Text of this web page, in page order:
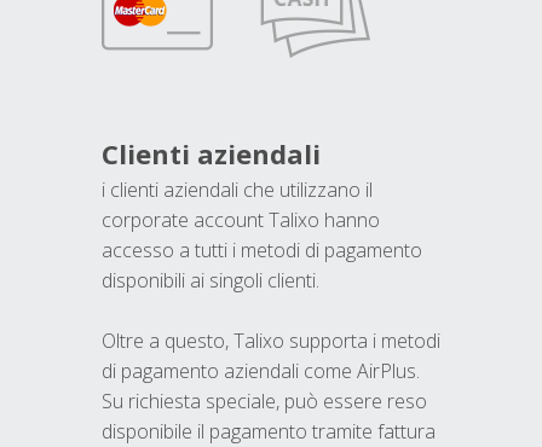
Clienti aziendali
i clienti aziendali che utilizzano il
corporate account Talixo hanno
accesso a tutti i metodi di pagamento
disponibili ai singoli clienti.
Oltre a questo, Talixo supporta i metodi
di pagamento aziendali come AirPlus.
Su richiesta speciale, può essere reso
disponibile il pagamento tramite fattura